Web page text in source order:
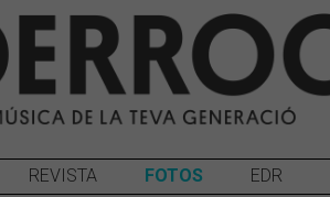
REVISTA FOTOS EDR